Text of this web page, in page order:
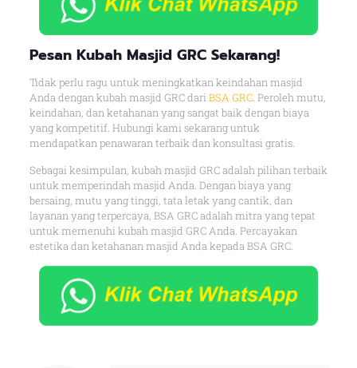
Pesan Kubah Masjid GRC Sekarang!
Tidak perlu ragu untuk meningkatkan keindahan masjid
Anda dengan kubah masjid GRC dari BSA GRC. Peroleh mutu,
keindahan, dan ketahanan yang sangat baik dengan biaya
yang kompetitif. Hubungi kami sekarang untuk
mendapatkan penawaran terbaik dan konsultasi gratis.
Sebagai kesimpulan, kubah masjid GRC adalah pilihan terbaik
untuk memperindah masjid Anda. Dengan biaya yang
bersaing, mutu yang tinggi, tata letak yang cantik, dan
layanan yang terpercaya, BSA GRC adalah mitra yang tepat
untuk memenuhi kubah masjid GRC Anda. Percayakan
estetika dan ketahanan masjid Anda kepada BSA GRC.